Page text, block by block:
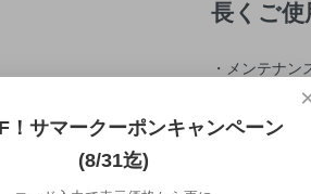
長くご
・メンテナン
・中性洗剤
しく洗って下
・浸け置き
・直射日光は
！サマークーポンキャンペーン
(8/31迄)